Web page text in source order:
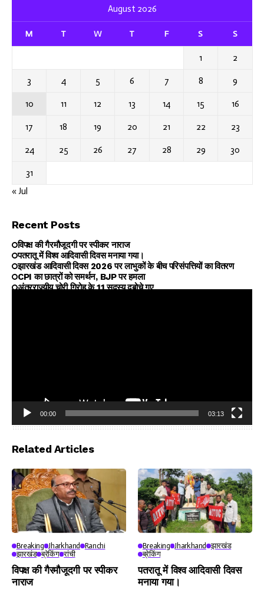
August 2026
M T W T F S S
1 2
3 4 5 6 7 8 9
10 11 12 13 14 15 16
17 18 19 20 21 22 23
24 25 26 27 28 29 30
31
« Jul
Recent Posts
विपक्ष की गैरमौजूदगी पर स्पीकर नाराज
पतरातू में विश्व आदिवासी दिवस मनाया गया।
झारखंड आदिवासी दिवस 2026 पर लाभुकों के बीच परिसंपत्तियों का वितरण
CPI का छात्रों को समर्थन, BJP पर हमला
अंतरराज्यीय चोरी गिरोह के 11 सदस्य दबोचे गए
Player
00:00 03:13
Related Articles
Breaking Jharkhand
Ranchi
झारखंड ब्रेकिंग रांची
विपक्ष की गैरमौजूदगी पर स्पीकर
नाराज
Breaking Jharkhand
झारखंड
ब्रेकिंग
पतरातू में विश्व आदिवासी दिवस
मनाया गया।